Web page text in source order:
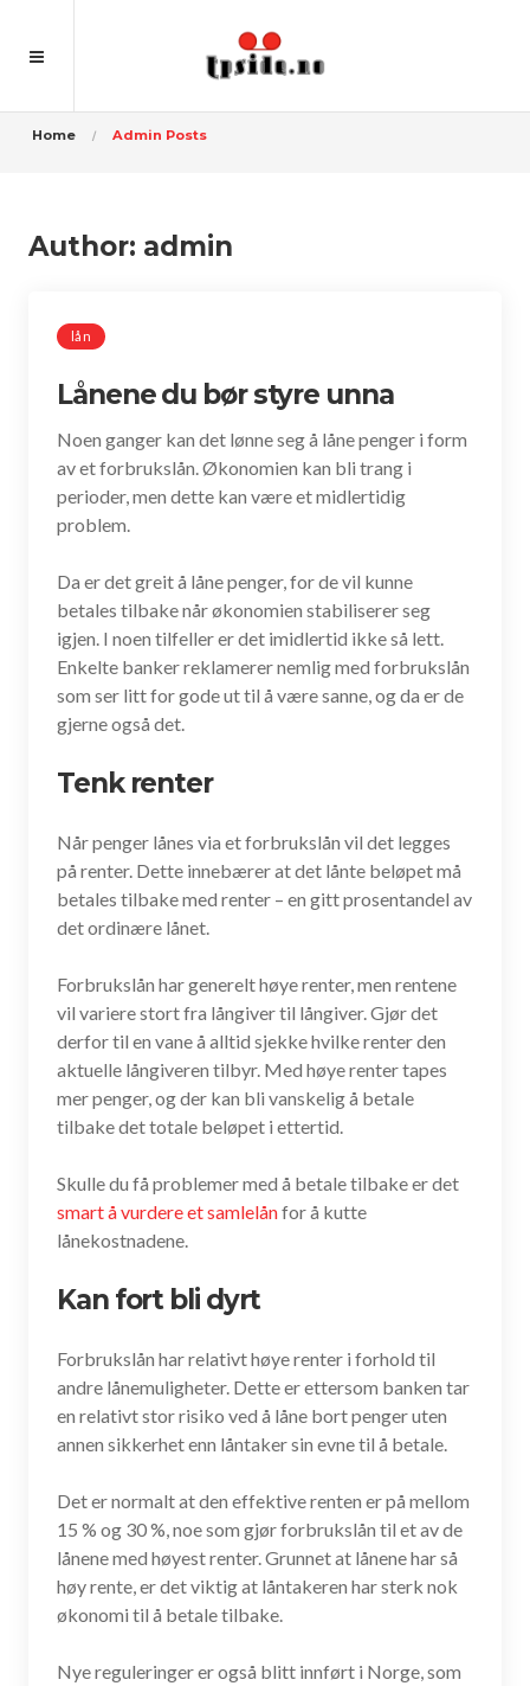
Home Admin Posts
Author: admin
lån
Lånene du bør styre unna
Noen ganger kan det lønne seg å låne penger i form
av et forbrukslån. Økonomien kan bli trang i
perioder, men dette kan være et midlertidig
problem.
Da er det greit å låne penger, for de vil kunne
betales tilbake når økonomien stabiliserer seg
igjen. I noen tilfeller er det imidlertid ikke så lett.
Enkelte banker reklamerer nemlig med forbrukslån
som ser litt for gode ut til å være sanne, og da er de
gjerne også det.
Tenk renter
Når penger lånes via et forbrukslån vil det legges
på renter. Dette innebærer at det lånte beløpet må
betales tilbake med renter – en gitt prosentandel av
det ordinære lånet.
Forbrukslån har generelt høye renter, men rentene
vil variere stort fra långiver til långiver. Gjør det
derfor til en vane å alltid sjekke hvilke renter den
aktuelle långiveren tilbyr. Med høye renter tapes
mer penger, og der kan bli vanskelig å betale
tilbake det totale beløpet i ettertid.
Skulle du få problemer med å betale tilbake er det
smart å vurdere et samlelånfor å kutte
lånekostnadene.
Kan fort bli dyrt
Forbrukslån har relativt høye renter i forhold til
andre lånemuligheter. Dette er ettersom banken tar
en relativt stor risiko ved å låne bort penger uten
annen sikkerhet enn låntaker sin evne til å betale.
Det er normalt at den effektive renten er på mellom
15 % og 30 %, noe som gjør forbrukslån til et av de
lånene med høyest renter. Grunnet at lånene har så
høy rente, er det viktig at låntakeren har sterk nok
økonomi til å betale tilbake.
Nye reguleringer er også blitt innført i Norge, som